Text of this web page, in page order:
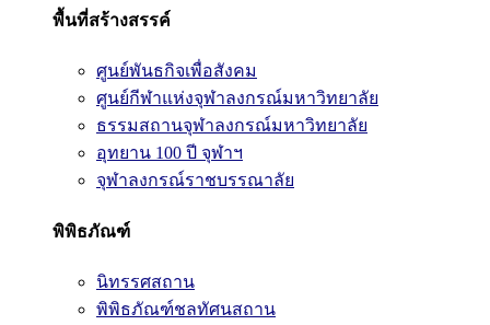
พื้นที่สร้างสรรค์
ศูนย์พันธกิจเพื่อสังคม
ศูนย์กีฬาแห่งจุฬาลงกรณ์มหาวิทยาลัย
ธรรมสถานจุฬาลงกรณ์มหาวิทยาลัย
อุทยาน 100 ปี จุฬาฯ
จุฬาลงกรณ์ราชบรรณาลัย
พิพิธภัณฑ์
นิทรรศสถาน
พิพิธภัณฑ์ชลทัศนสถาน